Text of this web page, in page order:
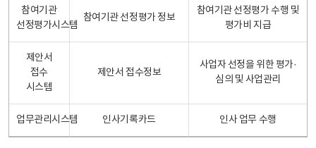
참여기관
선정평가시스템
참여기관 선정평가 정보
참여기관 선정평가 수행 및
평가비 지급
제안서
접수
시스템
제안서 접수정보
사업자 선정을 위한 평가·
심의 및 사업관리
업무관리시스템 인사기록카드 인사 업무 수행